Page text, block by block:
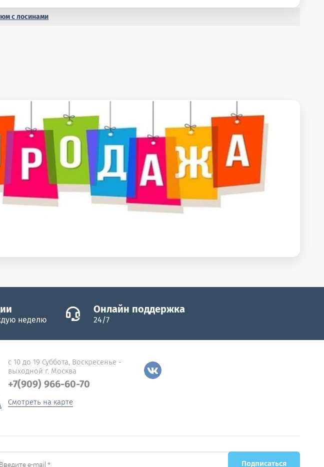
с лосинами
неделю
Онлайн поддержка
24/7
с 10 до 19 Суббота, Воскресенье -
выходной г. Москва
+7(909) 966-60-70
Смотреть на карте
Подписаться